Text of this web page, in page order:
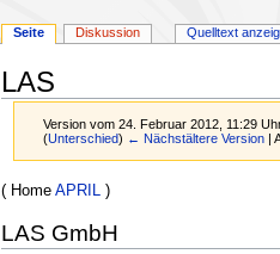
LAS
Version vom 24. Februar 2012, 11:29
(Unterschied) ← Nächstältere Version |
Zur
springen
Zur
springen
( Home APRIL)
LAS GmbH
Seite Diskussion Quelltext